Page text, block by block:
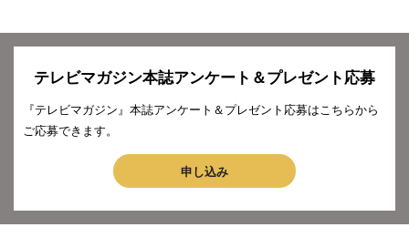
テレビマガジン本誌アンケート＆プレゼント応募
『テレビマガジン』本誌アンケート＆プレゼント応募はこちらから
ご応募できます。
申し込み